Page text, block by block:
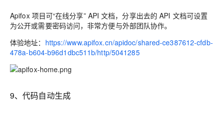
Apifox 项目可“在线分享” API 文档，分享出去的 API 文档可设置
为公开或需要密码访问，非常方便与外部团队协作。
体验地址： https://www.apifox.cn/apidoc/shared-ce387612-cfdb-
478a-b604-b96d1dbc511b/http/5041285
9、代码自动生成